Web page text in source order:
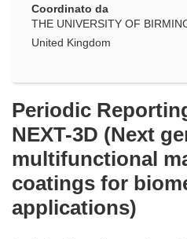
Coordinato da
THE UNIVERSITY OF
United Kingdom
Periodic
NEXT-3D (Next
multifunctional
coatings for
applications)